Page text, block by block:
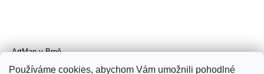
Používáme cookies, abychom Vám umožnili pohodlné
ArtMap v Brně